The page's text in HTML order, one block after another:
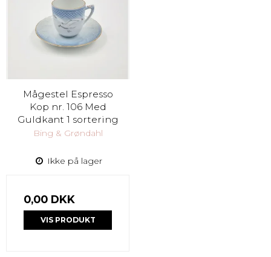
Mågestel Espresso
Kop nr. 106 Med
Guldkant 1 sortering
Bing & Grøndahl
Ikke på lager
0,00 DKK
VIS PRODUKT